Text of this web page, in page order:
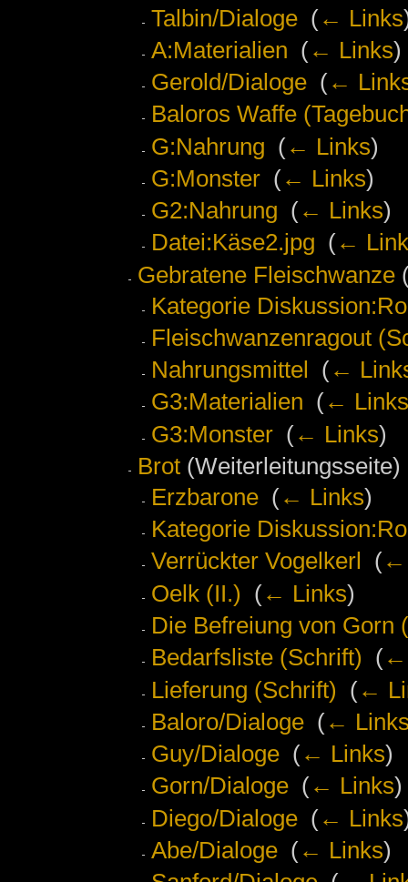
Talbin/Dialoge‎ (← Links
A:Materialien (← Links)
Gerold/Dialoge‎ (←
Baloros Waffe
G:Nahrung (← Links)
G:Monster‎ (← Links)
G2:Nahrung (← Links)
Datei:Käse2.jpg (←
Gebratene Fleischwanze
Kategorie
Fleischwanzenragout
Nahrungsmittel
(←
G3:Materialien (← Links
G3:Monster‎ (← Links)
Brot
Erzbarone‎ (← Links)
Kategorie
Verrückter Vogelkerl
(←
Oelk (II.)
(← Links)
Die Befreiung von Gorn
Bedarfsliste (Schrift)
(←
Lieferung (Schrift)
(←
Baloro/Dialoge‎ (←
Guy/Dialoge‎ (← Links)
Gorn/Dialoge‎ (← Links)
Diego/Dialoge‎ (← Links
Abe/Dialoge‎ (← Links)